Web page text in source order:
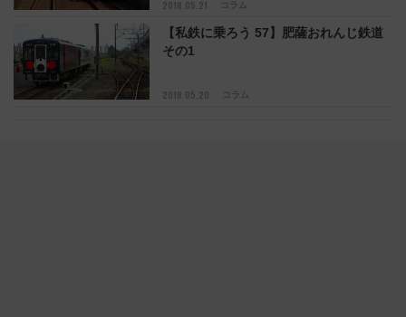
2018.05.21 コラム
2018.05.20 コラム
【私鉄に乗ろう 57】肥薩おれんじ鉄道
その1